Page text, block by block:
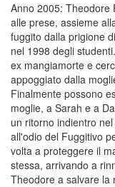
Anno 2005: Theodore
alle prese, assieme
fuggito dalla prigione
nel 1998 degli
ex mangiamorte e
appoggiato dalla
Finalmente possono
moglie, a Sarah e a
un ritorno indientro
all'odio del Fuggitivo
volta a proteggere il
stessa, arrivando a
Theodore a salvare la